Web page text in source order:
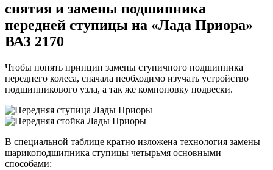
снятия и замены подшипника
передней ступицы на «Лада Приора»
ВАЗ 2170
Чтобы понять принцип замены ступичного подшипника
переднего колеса, сначала необходимо изучать устройство
подшипникового узла, а так же компоновку подвески.
В специальной таблице кратно изложена технология замены
шарикоподшипника ступицы четырьмя основными
способами: